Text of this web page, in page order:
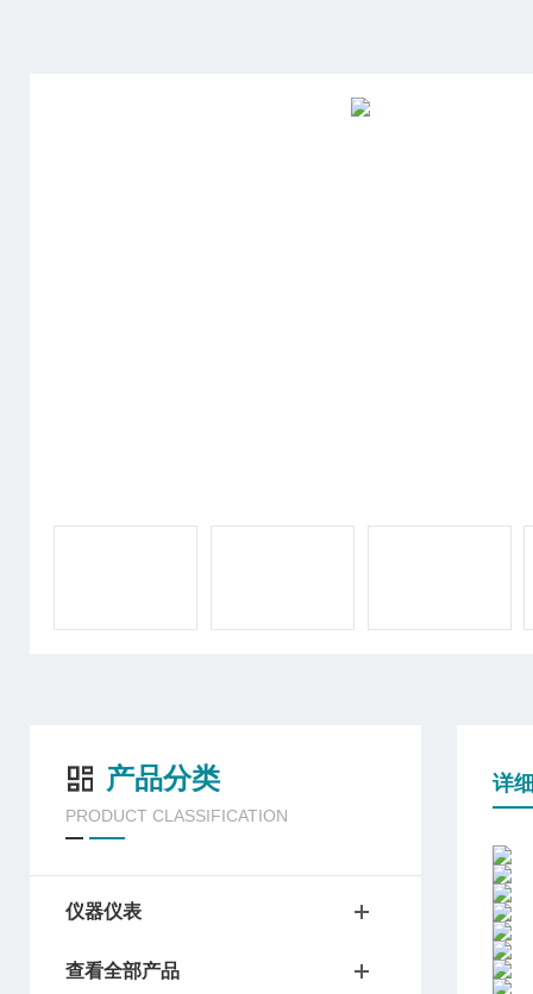
产品分类
PRODUCT CLASSIFICATION
仪器仪表
查看全部产品
详